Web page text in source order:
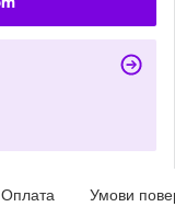
Оплата Умови